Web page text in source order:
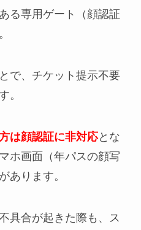
る専用ゲート（顔認証
で、チケット提示不要
。
は顔認証に非対応とな
ホ画面（年パスの顔写
あります。
具合が起きた際も、ス